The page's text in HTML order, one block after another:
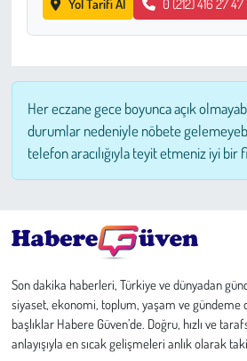
Yol Tarifi Al 0 (212) 416 27 47
Her eczane gece boyunca açık
durumlar nedeniyle nöbete
telefon aracılığıyla teyit etmeniz iyi bir
Son dakika haberleri, Türkiye ve dünyadan
siyaset, ekonomi, toplum, yaşam ve gündeme
başlıklar Habere Güven’de. Doğru, hızlı ve
anlayışıyla en sıcak gelişmeleri anlık olarak